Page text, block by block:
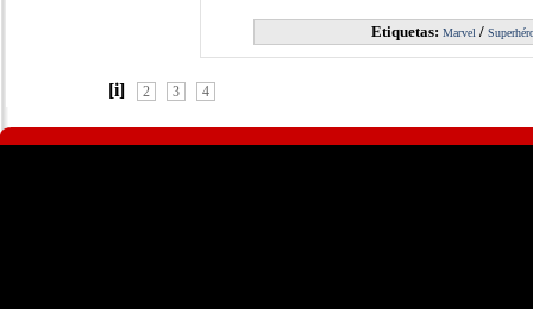
Etiquetas: Marvel/
[i] 2 3 4